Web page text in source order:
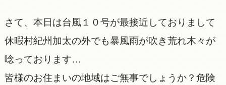
さて、本日は台風１０号が最接近しておりまして
休暇村紀州加太の外でも暴風雨が吹き荒れ木々が
唸っております…
皆様のお住まいの地域はご無事でしょうか？危険